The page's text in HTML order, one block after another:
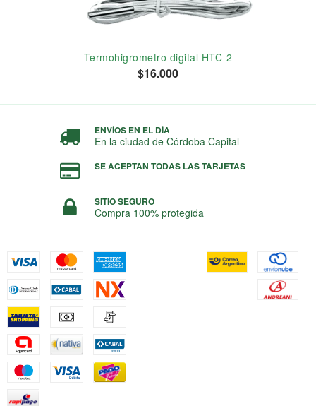
Termohigrometro digital HTC-2
$16.000
ENVÍOS EN EL DÍA
En la ciudad de Córdoba Capital
SE ACEPTAN TODAS LAS TARJETAS
SITIO SEGURO
Compra 100% protegida